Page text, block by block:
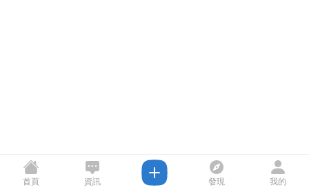
首頁 資訊 發現 我的